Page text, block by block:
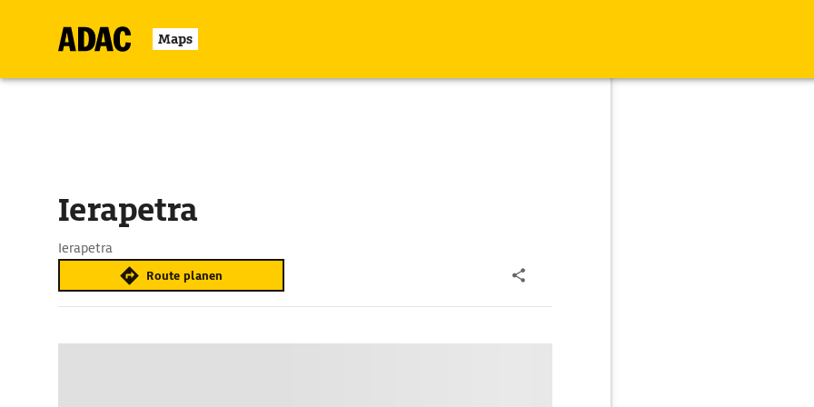
Maps
Ierapetra
Ierapetra
Route planen